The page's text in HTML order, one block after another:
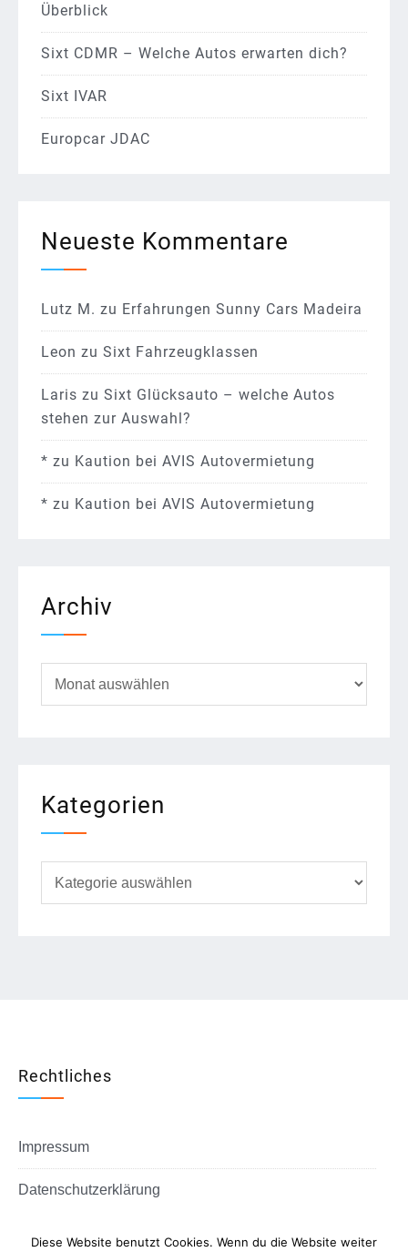
Überblick
Sixt CDMR – Welche Autos erwarten dich?
Sixt IVAR
Europcar JDAC
Neueste Kommentare
Lutz M. zu Erfahrungen Sunny Cars Madeira
Leon zu Sixt Fahrzeugklassen
Laris zu Sixt Glücksauto – welche Autos
stehen zur Auswahl?
* zu Kaution bei AVIS Autovermietung
* zu Kaution bei AVIS Autovermietung
Archiv
Kategorien
Rechtliches
Impressum
Datenschutzerklärung
Diese Website benutzt Cookies. Wenn du die Website weiter